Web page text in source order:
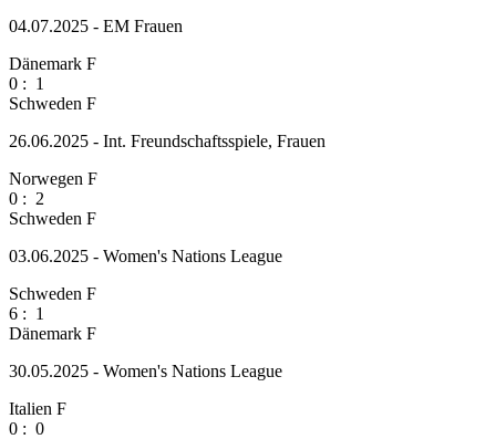
04.07.2025 - EM Frauen
Dänemark F
0 : 1
Schweden F
26.06.2025 - Int. Freundschaftsspiele, Frauen
Norwegen F
0 : 2
Schweden F
03.06.2025 - Women's Nations League
Schweden F
6 : 1
Dänemark F
30.05.2025 - Women's Nations League
Italien F
0 : 0